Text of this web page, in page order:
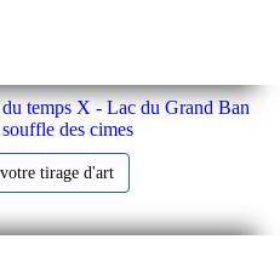
temps X - Lac du Grand Ban
des cimes
tirage d'art